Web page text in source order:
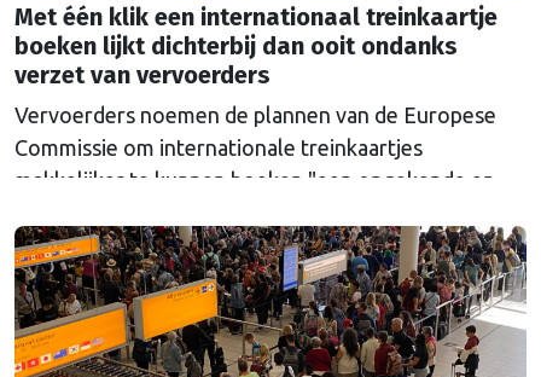
Met één klik een internationaal treinkaartje
boeken lijkt dichterbij dan ooit ondanks
verzet van vervoerders
Vervoerders noemen de plannen van de Europese
Commissie om internationale treinkaartjes
makkelijker te kunnen boeken "een ongekende en
dit keer te groot om het voorstel nog tegen te
houden.